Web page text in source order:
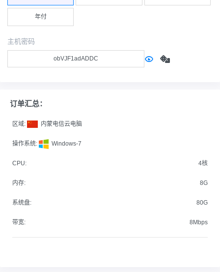
年付
主机密码
订单汇总：
区域: 内蒙电信云电脑
操作系统: Windows-7
CPU: 4核
内存: 8G
系统盘: 80G
带宽: 8Mbps